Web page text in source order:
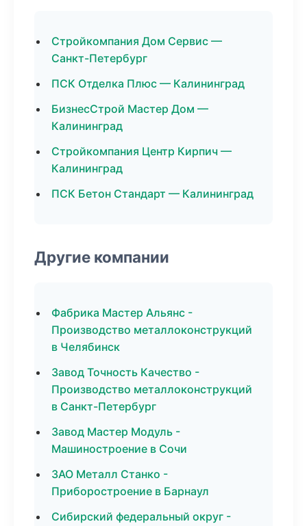
Стройкомпания Дом Сервис —
Санкт-Петербург
ПСК Отделка Плюс — Калининград
БизнесСтрой Мастер Дом —
Калининград
Стройкомпания Центр Кирпич —
Калининград
ПСК Бетон Стандарт — Калининград
Другие компании
Фабрика Мастер Альянс -
Производство металлоконструкций
в Челябинск
Завод Точность Качество -
Производство металлоконструкций
в Санкт-Петербург
Завод Мастер Модуль -
Машиностроение в Сочи
ЗАО Металл Станко -
Приборостроение в Барнаул
Сибирский федеральный округ -